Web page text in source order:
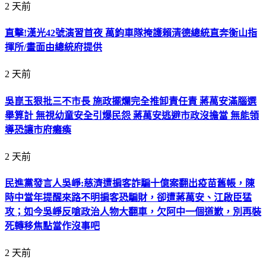
2 天前
直擊!漢光42號演習首夜 萬鈞車隊掩護賴清德總統直奔衡山指
揮所/畫面由總統府提供
2 天前
吳崑玉狠批三不市長 施政擺爛完全推卸責任責 蔣萬安滿腦選
舉算計 無視幼童安全引爆民怨 蔣萬安逃避市政沒擔當 無能領
導恐讓市府癱瘓
2 天前
民進黨發言人吳崢:慈濟遭掮客詐騙十億案翻出疫苗舊帳，陳
時中當年提醒來路不明掮客恐騙財，卻遭蔣萬安、江啟臣猛
攻；如今吳崢反嗆政治人物大翻車，欠阿中一個道歉，別再裝
死轉移焦點當作沒事吧
2 天前